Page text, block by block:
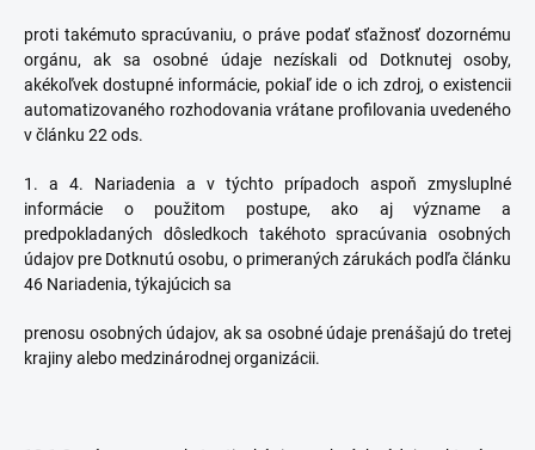
proti takémuto spracúvaniu, o práve podať sťažnosť dozornému
orgánu, ak sa osobné údaje nezískali od Dotknutej osoby,
akékoľvek dostupné informácie, pokiaľ ide o ich zdroj, o existencii
automatizovaného rozhodovania vrátane profilovania uvedeného
v článku 22 ods.
1. a 4. Nariadenia a v týchto prípadoch aspoň zmysluplné
informácie o použitom postupe, ako aj význame a
predpokladaných dôsledkoch takéhoto spracúvania osobných
údajov pre Dotknutú osobu, o primeraných zárukách podľa článku
46 Nariadenia, týkajúcich sa
prenosu osobných údajov, ak sa osobné údaje prenášajú do tretej
krajiny alebo medzinárodnej organizácii.